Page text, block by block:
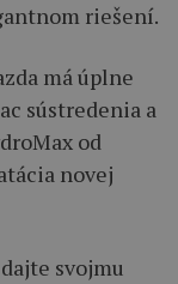
riešení.
má úplne
sústredenia a
od
novej
svojmu